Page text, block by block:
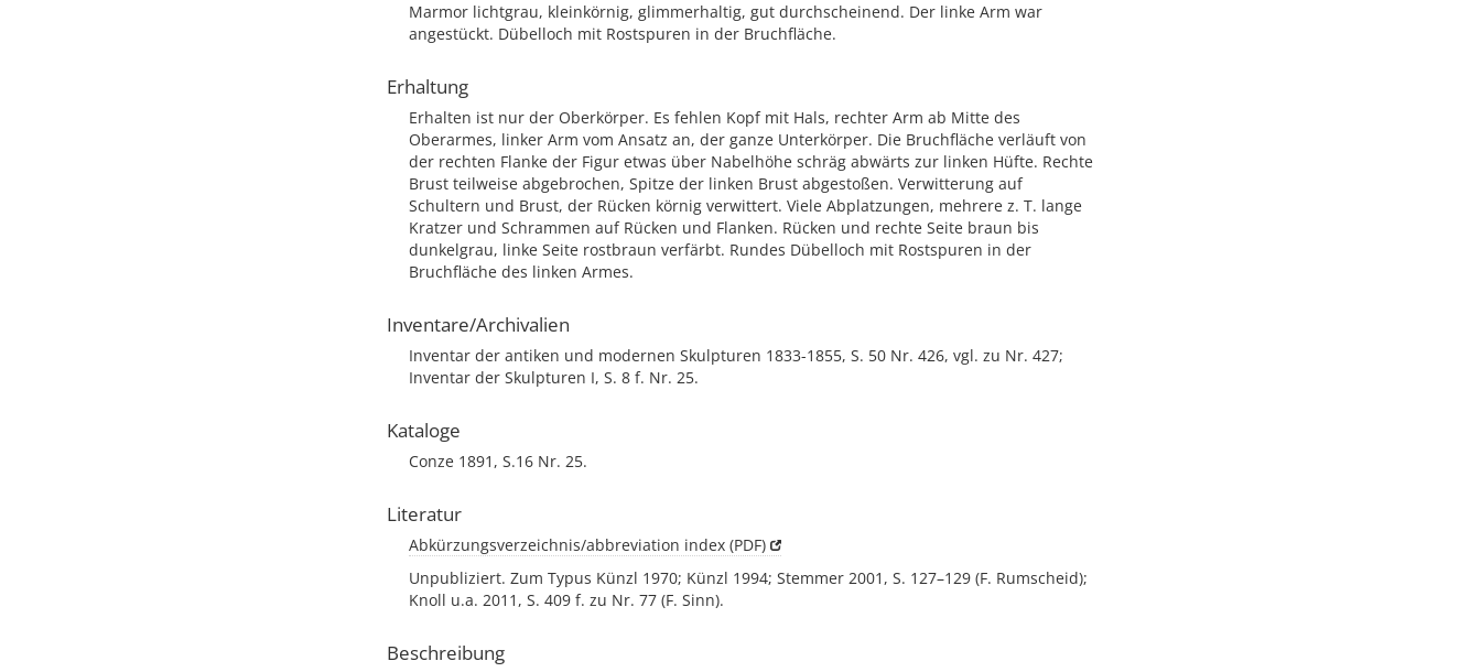
Marmor lichtgrau, kleinkörnig, glimmerhaltig, gut durchscheinend. Der linke Arm war
angestückt. Dübelloch mit Rostspuren in der Bruchfläche.
Erhaltung
Erhalten ist nur der Oberkörper. Es fehlen Kopf mit Hals, rechter Arm ab Mitte des
Oberarmes, linker Arm vom Ansatz an, der ganze Unterkörper. Die Bruchfläche verläuft von
der rechten Flanke der Figur etwas über Nabelhöhe schräg abwärts zur linken Hüfte. Rechte
Brust teilweise abgebrochen, Spitze der linken Brust abgestoßen. Verwitterung auf
Schultern und Brust, der Rücken körnig verwittert. Viele Abplatzungen, mehrere z. T. lange
Kratzer und Schrammen auf Rücken und Flanken. Rücken und rechte Seite braun bis
dunkelgrau, linke Seite rostbraun verfärbt. Rundes Dübelloch mit Rostspuren in der
Bruchfläche des linken Armes.
Inventare/Archivalien
Inventar der antiken und modernen Skulpturen 1833-1855, S. 50 Nr. 426, vgl. zu Nr. 427;
Inventar der Skulpturen I, S. 8 f. Nr. 25.
Kataloge
Conze 1891, S.16 Nr. 25.
Literatur
Abkürzungsverzeichnis/abbreviation index (PDF)
Unpubliziert. Zum Typus Künzl 1970; Künzl 1994; Stemmer 2001, S. 127–129 (F. Rumscheid);
Knoll u.a. 2011, S. 409 f. zu Nr. 77 (F. Sinn).
Beschreibung